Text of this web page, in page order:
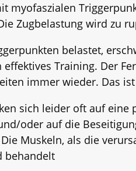
myofaszialen
Zugbelastung wird zu
belastet,
Training. Der
immer wieder. Das
sich leider oft auf eine
oder auf die
Muskeln, als die
behandelt